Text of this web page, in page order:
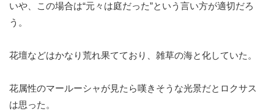
いや、この場合は“元々は庭だった”という言い方が適切だろ
う。
花壇などはかなり荒れ果てており、雑草の海と化していた。
花属性のマールーシャが見たら嘆きそうな光景だとロクサス
は思った。